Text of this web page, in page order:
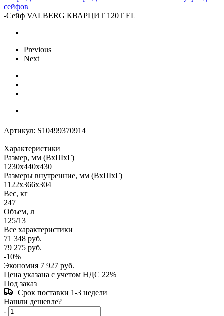
сейфов
-Сейф VALBERG КВАРЦИТ 120T EL
Previous
Next
Артикул: S10499370914
Характеристики
Размер, мм (ВхШхГ)
1230x440x430
Размеры внутренние, мм (ВхШхГ)
1122x366x304
Вес, кг
247
Объем, л
125/13
Все характеристики
71 348 руб.
79 275 руб.
-10%
Экономия 7 927 руб.
Цена указана с учетом НДС 22%
Под заказ
Срок поставки 1-3 недели
Нашли дешевле?
-
+